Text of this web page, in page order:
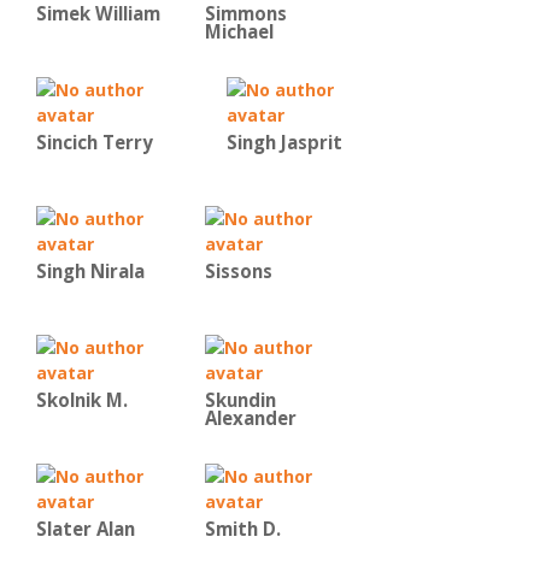
Simek William Simmons
Michael
Sincich Terry Singh Jasprit
Singh Nirala Sissons
Skolnik M. Skundin
Alexander
Slater Alan Smith D.